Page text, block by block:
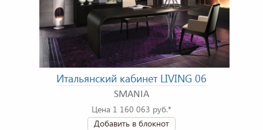
Итальянский кабинет LIVING 06
SMANIA
Цена 1 160 063 руб.*
Добавить в блокнот